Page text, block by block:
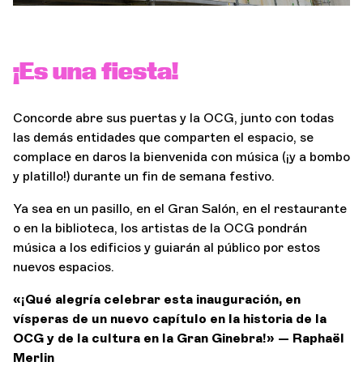
¡Es una fiesta!
Concorde abre sus puertas y la OCG, junto con todas
las demás entidades que comparten el espacio, se
complace en daros la bienvenida con música (¡y a bombo
y platillo!) durante un fin de semana festivo.
Ya sea en un pasillo, en el Gran Salón, en el restaurante
o en la biblioteca, los artistas de la OCG pondrán
música a los edificios y guiarán al público por estos
nuevos espacios.
«¡Qué alegría celebrar esta inauguración, en
vísperas de un nuevo capítulo en la historia de la
OCG y de la cultura en la Gran Ginebra!» — Raphaël
Merlin